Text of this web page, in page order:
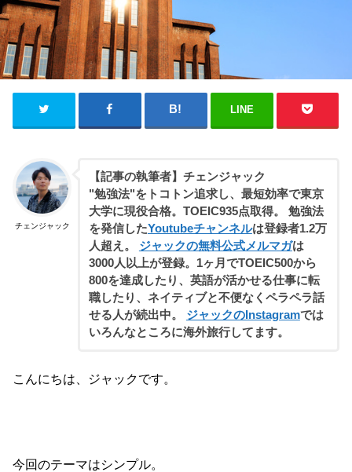
LINE
チェンジャック
【記事の執筆者】チェンジャック
"勉強法"をトコトン追求し、最短効率で東京
大学に現役合格。TOEIC935点取得。 勉強法
を発信したYoutubeチャンネルは登録者1.2万
人超え。 ジャックの無料公式メルマガは
3000人以上が登録。1ヶ月でTOEIC500から
800を達成したり、英語が活かせる仕事に転
職したり、ネイティブと不便なくペラペラ話
せる人が続出中。 ジャックのInstagramでは
いろんなところに海外旅行してます。
こんにちは、ジャックです。
今回のテーマはシンプル。